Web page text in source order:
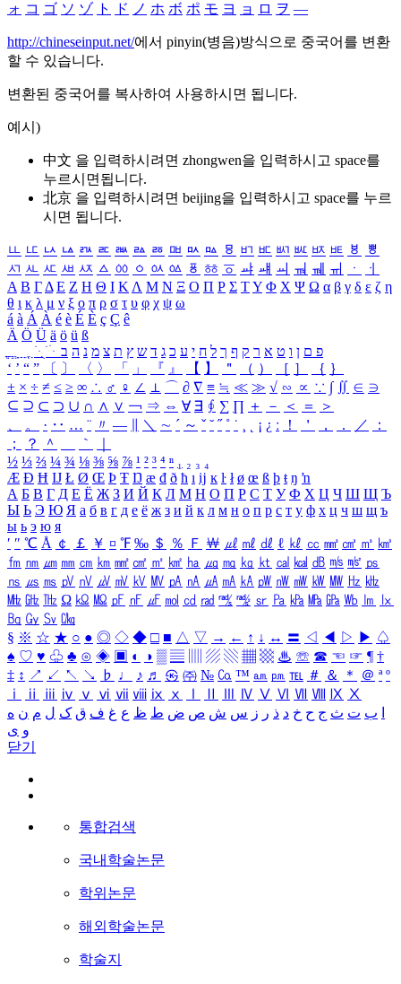
ォ コ ゴ ソ ゾ ト ド ノ ホ ボ ポ モ ヨ ョ ロ ヲ ―
http://chineseinput.net/에서 pinyin(병음)방식으로 중국어를 변환
할 수 있습니다.
변환된 중국어를 복사하여 사용하시면 됩니다.
예시)
中文 을 입력하시려면 zhongwen을 입력하시고 space를
누르시면됩니다.
北京 을 입력하시려면 beijing을 입력하시고 space를 누르
시면 됩니다.
ㅥ ㅦ ㅧ ㅨ ㅩ ㅪ ㅫ ㅬ ㅭ ㅮ ㅯ ㅰ ㅱ ㅲ ㅳ ㅴ ㅵ ㅶ ㅷ ㅸ
ㅹ
ㅺ ㅻ ㅼ ㅽ ㅾ ㅿ ㆀ ㆁ ㆂ ㆃ ㆄ ㆅ ㆆ ㆇ ㆈ ㆉ ㆊ ㆋ ㆌ ㆍ
ㆎ
Α Β ΓΔ Ε Ζ Η Θ Ι ΚΛ Μ Ν Ξ Ο Π Ρ Σ ΤΥ Φ Χ Ψ Ω α β γ δ ε ζ η
θ ι κ λ μ ν ξ ο π ρ σ τ υ φ χ ψ ω
á à Á À é è É È ç Ç ê
Ä Ö Ü ä ö ü ß
ִֶֹ ֻּ ׁׂ פ ם ן ו ט א ר ק ף ך ל ח י ע כ ג ד ש ץ ת צ מ נ ה ב
‘ ’ “ ” 〔 〕 〈 〉 「 」 『 』 【 】 ＂ （ ） ［ ］ ｛ ｝
± × ÷ ≠ ≤ ≥ ∞ ∴ ♂ ♀ ∠ ⊥ ⌒ ∂ ∇ ≡ ≒ ≪ ≫ √ ∽ ∝ ∵ ∫ ∬ ∈ ∋
⊆ ⊇ ⊂ ⊃ ∪ ∩ ∧ ∨ ￢ ⇒ ⇔ ∀ ∃ ∮ ∑ ∏ ＋ － ＜ ＝
＞
、
。 · ‥ … ¨ 〃 ― ＼ ∼ ´ ～ ˇ ˘ ˝ ˚ ˙ ¸ ¡ ¿ ː ！ ＇ ， ． ／
：
；
？ ＾ ｀
½ ⅓ ⅔ ¼ ¾ ⅛ ⅜ ⅝ ⅞ ¹ ² ³ ⁴ ⁿ ₁ ₂ ₃ ₄
Æ Ð Ħ Ĳ Ł Ø Œ Þ Ŧ Ŋ æ đ ð ħ ı ĳ ĸ ŀ ł ø œ ß þ ŧ ŋ ŉ
А Б В Г Д Е Ё Ж З И Й К Л М Н О П Р С Т У Ф Х Ц Ч Ш Щ Ъ
Ы Ь Э Ю Я а б в г д е ё ж з и й к л м н о п р с т у ф х ц ч ш щ ъ
ы ь э ю я
′ ″ ℃ Å ￠ ￡ ￥ ¤ ℉ ‰ ＄ ％ Ｆ ￦ ㎕ ㎖ ㎗ ℓ ㎘ ㏄ ㎣ ㎤ ㎥ ㎦
㎙ ㎚ ㎛ ㎜ ㎝ ㎞ ㎟ ㎠ ㎡ ㎢ ㏊ ㎍ ㎎ ㎏ ㏏ ㎈ ㎉ ㏈ ㎧ ㎨ ㎰
㎱ ㎲ ㎳ ㎴ ㎵ ㎶ ㎷ ㎸ ㎹ ㎀ ㎁ ㎂ ㎃ ㎄ ㎺ ㎻ ㎽ ㎾ ㎿ ㎐ ㎑
㎒ ㎓ ㎔ Ω ㏀ ㏁ ㎊ ㎋ ㎌ ㏖ ㏅ ㎭ ㎮ ㎯ ㏛ ㎩ ㎪ ㎫ ㎬ ㏝ ㏐
㏓
㏃ ㏉ ㏜ ㏆
§ ※ ☆ ★ ○ ● ◎ ◇ ◆ □ ■ △ ▽ → ← ↑ ↓ ↔ 〓 ◁ ◀ ▷ ▶ ♤
♠ ♡ ♥ ♧ ♣ ⊙ ◈ ▣ ◐ ◑ ▒ ▤ ▨ ▧ ▦ ▩ ♨ ☏ ☎ ☜ ☞ ¶ †
‡ ↕ ↗ ↙ ↖ ↘ ♭ ♩ ♪ ♬ ㉿ ㈜ № ㏇ ™ ㏂ ㏘ ℡ ＃ ＆ ＊ ＠ ª º
ⅰ
ⅱ ⅲ ⅳ ⅴ ⅵ ⅶ ⅷ ⅸ ⅹ Ⅳ Ⅴ Ⅵ Ⅶ Ⅷ Ⅸ Ⅹ
ب ت ث ج ح خ د ذ ر ز س ش ص ض ط ظ ع غ ف ق ک ل م ن ه
و ی
닫기
통합검색
국내학술논문
학위논문
해외학술논문
학술지